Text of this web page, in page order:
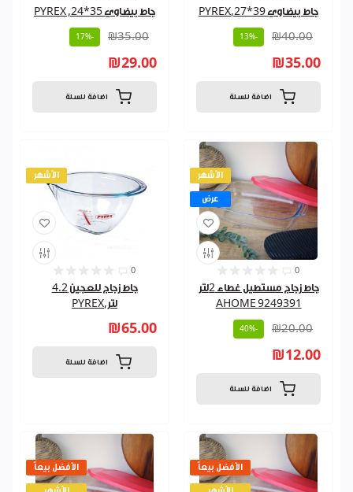
جاط بيضاوي 35*24, PYREX
₪35.00
-17%
₪29.00
اضافة للسلة
جاط بيضاوي 39*27,PYREX
₪40.00
-13%
₪35.00
اضافة للسلة
الأشهر
0
جاط زجاج للعجين 4.2
لتر,PYREX
₪65.00
اضافة للسلة
الأشهر
عرض
0
جاط زجاج مستطيل غطاء 2لتر
AHOME 9249391
₪20.00
-40%
₪12.00
اضافة للسلة
الأفضل بيعاً الأفضل بيعاً